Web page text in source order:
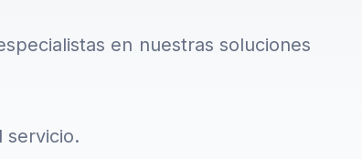
en nuestras soluciones
servicio.